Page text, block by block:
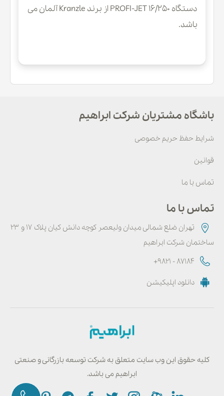
دستگاه PROFI-JET 16/250 از برند Kranzle آلمان می
باشد.
باشگاه مشتریان شرکت ابراهیم
شرایط حفظ حریم خصوصی
قوانین
تماس با ما
تماس با ما
تهران ضلع شمالی میدان ولیعصر کوچه دانش کیان پلاک ۱۷ و ۲۳
ساختمان شرکت ابراهیم
+9821 - 87184
دانلود اپلیکیشن
کلیه حقوق این وب سایت متعلق به شرکت توسعه بازرگانی و صنعتی
ابراهیم می باشد.